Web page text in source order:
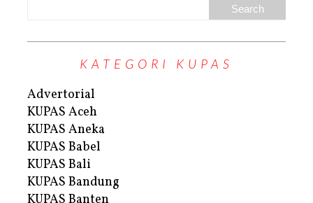
KATEGORI KUPAS
Advertorial
KUPAS Aceh
KUPAS Aneka
KUPAS Babel
KUPAS Bali
KUPAS Bandung